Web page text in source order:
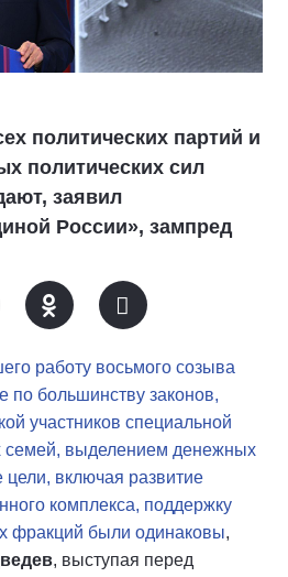
политических партий и
политических сил
заявил
России», зампред
работу восьмого созыва
по большинству законов,
участников специальной
семей, выделением денежных
цели, включая развитие
комплекса, поддержку
фракций были одинаковы,
, выступая перед